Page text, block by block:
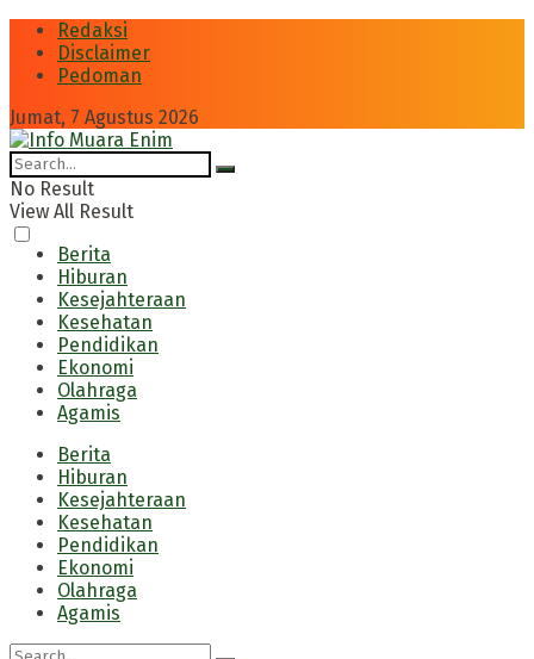
Redaksi
Disclaimer
Pedoman
Jumat, 7 Agustus 2026
No Result
View All Result
Berita
Hiburan
Kesejahteraan
Kesehatan
Pendidikan
Ekonomi
Olahraga
Agamis
Berita
Hiburan
Kesejahteraan
Kesehatan
Pendidikan
Ekonomi
Olahraga
Agamis